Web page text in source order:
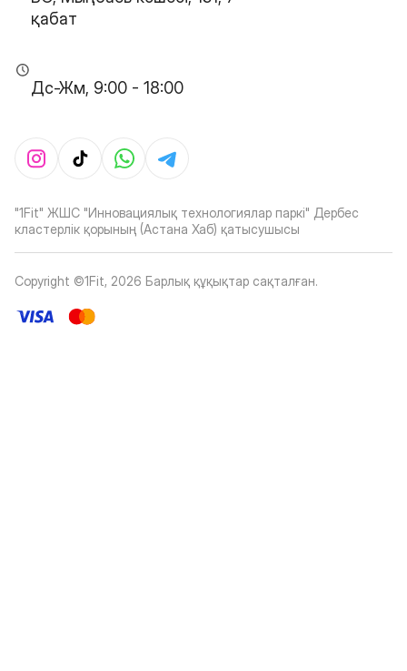
қабат
Дс-Жм, 9:00 - 18:00
"1Fit" ЖШС "Инновациялық технологиялар паркі" Дербес
кластерлік қорының (Астана Хаб) қатысушысы
Copyright ©1Fit, 2026 Барлық құқықтар сақталған.